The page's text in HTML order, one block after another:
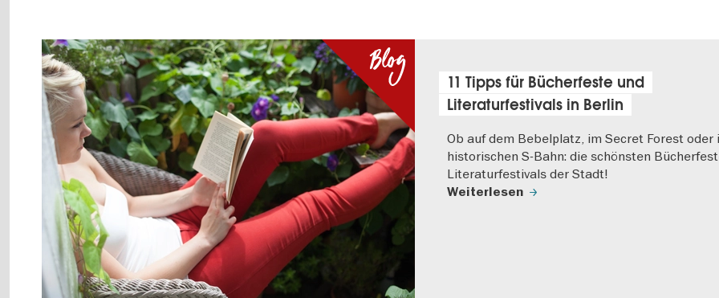
11 Tipps für Bücherfeste und
Literaturfestivals in Berlin
Ob auf dem Bebelplatz, im Secret Forest oder
historischen S-Bahn: die schönsten
Literaturfestivals der Stadt!
Weiterlesen